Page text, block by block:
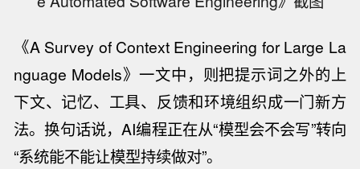
《A Survey of Context Engineering for Large La
nguage Models》一文中，则把提示词之外的上
下文、记忆、工具、反馈和环境组织成一门新方
法。换句话说，AI编程正在从“模型会不会写”转向
“系统能不能让模型持续做对”。